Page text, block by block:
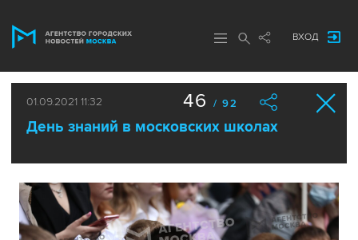
ВХОД
01.09.2021 11:32
День знаний в московских школах
46 / 92